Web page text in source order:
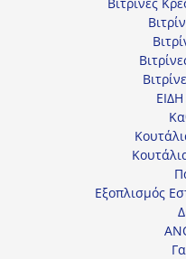
Εξοπλισμός